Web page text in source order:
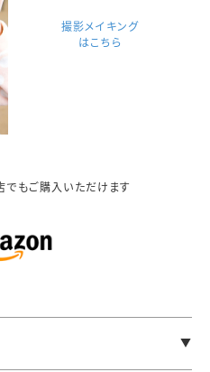
撮影メイキング
はこちら
もご購入いただけます